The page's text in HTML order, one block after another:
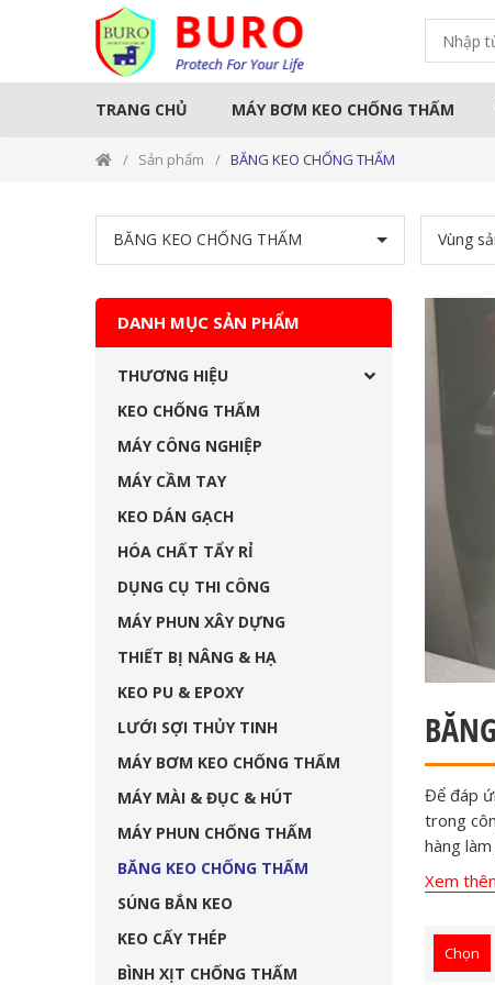
TRANG CHỦ MÁY BƠM KEO CHỐNG THẤM
THƯƠNG HIỆU
Sản phẩm MAXSEAL
Sản phẩm BESTMIX
Sản phẩm KOVA
Sản phẩm TOÀN CẦU
Sản phẩm SIKA
Sản phẩm QUISEAL
SẢN PHẨM NEOMAX
KEO CHỐNG
Sản phẩm BĂNG KEO CHỐNG THẤM
BĂNG KEO CHỐNG THẤM Vùng
DANH MỤC SẢN PHẨM
THƯƠNG HIỆU
KEO CHỐNG THẤM
MÁY CÔNG NGHIỆP
MÁY CẦM TAY
KEO DÁN GẠCH
HÓA CHẤT TẨY RỈ
DỤNG CỤ THI CÔNG
MÁY PHUN XÂY DỰNG
THIẾT BỊ NÂNG & HẠ
KEO PU & EPOXY
LƯỚI SỢI THỦY TINH
MÁY BƠM KEO CHỐNG THẤM
MÁY MÀI & ĐỤC & HÚT
MÁY PHUN CHỐNG THẤM
BĂNG KEO CHỐNG THẤM
SÚNG BẮN KEO
KEO CẤY THÉP
BÌNH XỊT CHỐNG THẤM
Để đáp
trong
hàng
Để đáp
Xem
Chọn